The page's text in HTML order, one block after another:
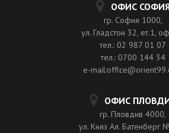
ОФИС
гр. София 1000,
ул. Гладстон 32, ет.1,
тел.: 02 987 01 07
тел.: 0700 144 34
e-
ОФИС
гр. Пловдив 4000,
ул. Княз Ал. Батенберг